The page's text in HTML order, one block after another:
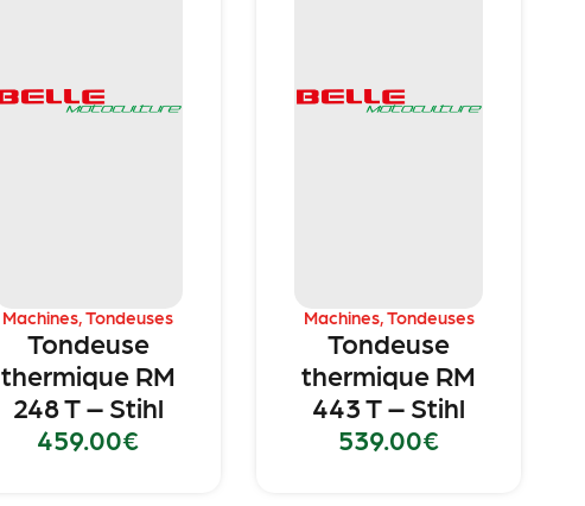
Machines,Tondeuses
Tondeuse
thermique RM
248 T – Stihl
459.00€
Machines,Tondeuses
Tondeuse
thermique RM
443 T – Stihl
539.00€